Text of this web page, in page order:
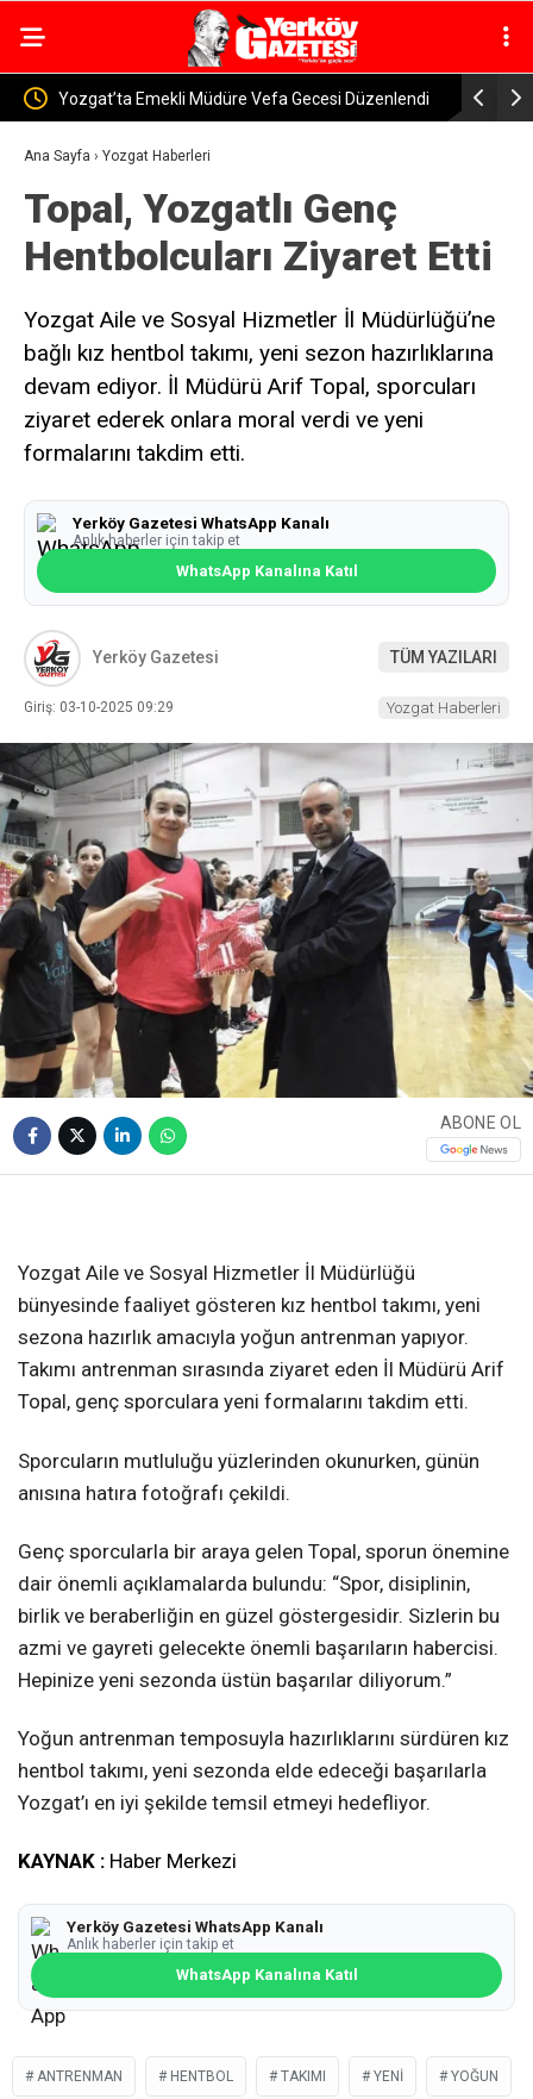
Düzenlendi Yozgat-Yerköy Yolunda Korkutan Kaza! Yolcu
Otobüsü ile Traktör Çarpıştı
Ana Sayfa › Yozgat Haberleri
Topal, Yozgatlı Genç
Hentbolcuları Ziyaret Etti
Yozgat Aile ve Sosyal Hizmetler İl Müdürlüğü’ne
bağlı kız hentbol takımı, yeni sezon hazırlıklarına
devam ediyor. İl Müdürü Arif Topal, sporcuları
ziyaret ederek onlara moral verdi ve yeni
formalarını takdim etti.
Yerköy Gazetesi WhatsApp Kanalı
Anlık haberler için takip et
WhatsApp Kanalına Katıl
Yerköy Gazetesi TÜM YAZILARI
Giriş: 03-10-2025 09:29 Yozgat Haberleri
ABONE OL
Yozgat Aile ve Sosyal Hizmetler İl Müdürlüğü
bünyesinde faaliyet gösteren kız hentbol takımı, yeni
sezona hazırlık amacıyla yoğun antrenman yapıyor.
Takımı antrenman sırasında ziyaret eden İl Müdürü Arif
Topal, genç sporculara yeni formalarını takdim etti.
Sporcuların mutluluğu yüzlerinden okunurken, günün
anısına hatıra fotoğrafı çekildi.
Genç sporcularla bir araya gelen Topal, sporun önemine
dair önemli açıklamalarda bulundu: “Spor, disiplinin,
birlik ve beraberliğin en güzel göstergesidir. Sizlerin bu
azmi ve gayreti gelecekte önemli başarıların habercisi.
Hepinize yeni sezonda üstün başarılar diliyorum.”
Yoğun antrenman temposuyla hazırlıklarını sürdüren kız
hentbol takımı, yeni sezonda elde edeceği başarılarla
Yozgat’ı en iyi şekilde temsil etmeyi hedefliyor.
KAYNAK : Haber Merkezi
Yerköy Gazetesi WhatsApp Kanalı
Anlık haberler için takip et
WhatsApp Kanalına Katıl
ANTRENMAN HENTBOL TAKIMI YENI YOĞUN